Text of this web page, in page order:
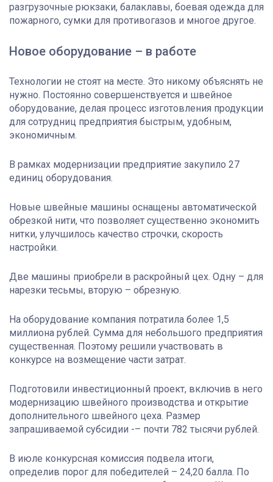
разгрузочные рюкзаки, балаклавы, боевая одежда для
пожарного, сумки для противогазов и многое другое.
Новое оборудование – в работе
Технологии не стоят на месте. Это никому объяснять не
нужно. Постоянно совершенствуется и швейное
оборудование, делая процесс изготовления продукции
для сотрудниц предприятия быстрым, удобным,
экономичным.
В рамках модернизации предприятие закупило 27
единиц оборудования.
Новые швейные машины оснащены автоматической
обрезкой нити, что позволяет существенно экономить
нитки, улучшилось качество строчки, скорость
настройки.
Две машины приобрели в раскройный цех. Одну – для
нарезки тесьмы, вторую – обрезную.
На оборудование компания потратила более 1,5
миллиона рублей. Сумма для небольшого предприятия
существенная. Поэтому решили участвовать в
конкурсе на возмещение части затрат.
Подготовили инвестиционный проект, включив в него
модернизацию швейного производства и открытие
дополнительного швейного цеха. Размер
запрашиваемой субсидии -– почти 782 тысячи рублей.
В июле конкурсная комиссия подвела итоги,
определив порог для победителей – 24,20 балла. По